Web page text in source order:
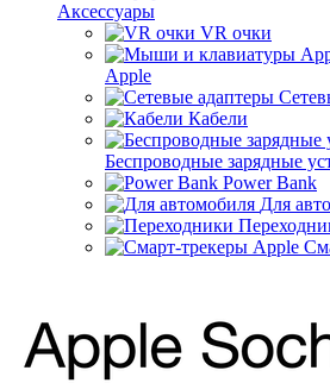
Аксессуары
VR очки
Apple
Кабели
Беспроводные зарядные
Power Bank
Для